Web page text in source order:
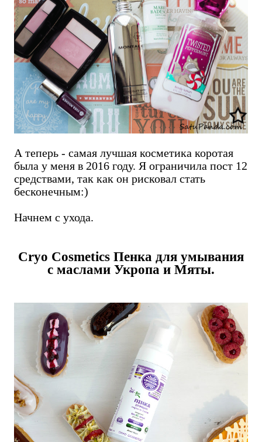
А теперь - самая лучшая косметика коротая
была у меня в 2016 году. Я ограничила пост 12
средствами, так как он рисковал стать
бесконечным:)
Начнем с ухода.
Cryo Cosmetics Пенка для умывания
с маслами Укропа и Мяты.